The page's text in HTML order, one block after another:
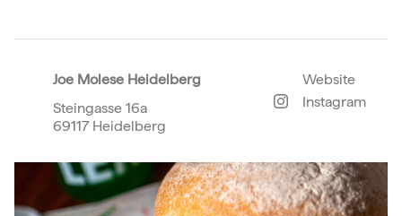
Joe Molese Heidelberg
Steingasse 16a
69117 Heidelberg
Website
Instagram